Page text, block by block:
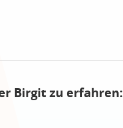
Birgit zu erfahren: